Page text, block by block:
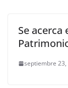
Se acerca
septiembre 23,